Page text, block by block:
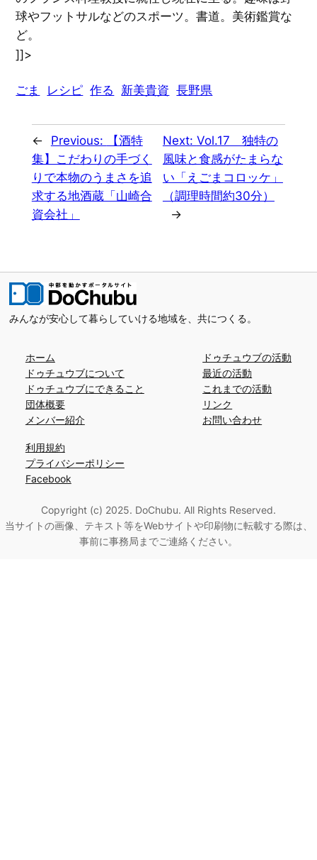
球やフットサルなどのスポーツ。書道。美術鑑賞な
ど。
]]>
ごま レシピ 作る 新美貴資 長野県
← Previous:
【酒特
集】こだわりの手づく
りで本物のうまさを追
求する地酒蔵「山崎合
資会社」
Next: Vol.17 独特の
風味と食感がたまらな
い「えごまコロッケ」
（調理時間約30分）
→
みんなが安心して暮らしていける地域を、共につくる。
ホーム
ドゥチュウブについて
ドゥチュウブにできること
団体概要
メンバー紹介
ドゥチュウブの活動
最近の活動
これまでの活動
リンク
お問い合わせ
利用規約
プライバシーポリシー
Facebook
Copyright (c) 2025. DoChubu. All Rights Reserved.
当サイトの画像、テキスト等をWebサイトや印刷物に転載する際は、
事前に事務局までご連絡ください。